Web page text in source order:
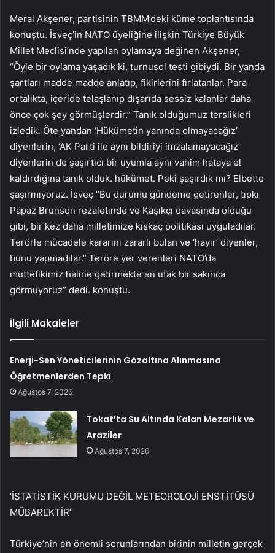
Meral Akşener, partisinin TBMM’deki küme toplantısında
konuştu. İsveç’in NATO üyeliğine ilişkin Türkiye Büyük
Millet Meclisi’nde yapılan oylamaya değinen Akşener,
“Öyle bir oylama yaşadık ki, turnusol testi gibiydi. Bir yanda
şartları madde madde anlatıp, fikirlerini fırlatanlar. Para
ortalıkta, içeride telaşlanıp dışarıda sessiz kalanlar daha
önce çok şey görmüşlerdir.” Tanık olduğumuz terslikleri
izledik. Öte yandan ‘Hükümetin yanında olmayacağız’
diyenlerin, ‘AK Parti ile aynı bildiriyi imzalamayacağız’
diyenlerin de şaşırtıcı bir uyumla aynı vahim hataya el
kaldırdığına tanık olduk. hükümet. Peki şaşırdık mı? Elbette
şaşırmıyoruz. İsveç “Bu durumu gündeme getirenler, tıpkı
Papaz Brunson rezaletinde ve Kaşıkçı davasında olduğu
gibi, bir kez daha milletimize kıskaç politikası uyguladılar.
Terörle mücadele kararını zararlı bulan ve ‘hayır’ diyenler,
bunu yapmadılar.” Teröre yer verenleri NATO’da
müttefikimiz haline getirmekte en ufak bir sakınca
görmüyoruz” dedi. konuştu.
İlgili Makaleler
Enerji-Sen Yöneticilerinin Gözaltına Alınmasına
Öğretmenlerden Tepki
Ağustos 7, 2026
Tokat’ta Su Altında Kalan Mezarlık ve
Araziler
Ağustos 7, 2026
‘İSTATİSTİK KURUMU DEĞİL METEOROLOJİ ENSTİTÜSÜ
MÜBAREKTİR’
Türkiye’nin en önemli sorunlarından birinin milletin gerçek